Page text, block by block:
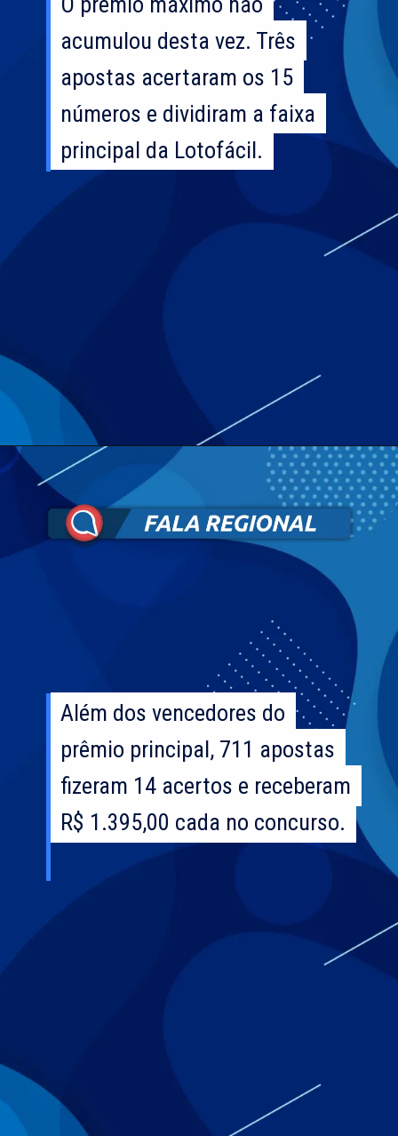
acumulou desta vez. Três
apostas acertaram os 15
números e dividiram a faixa
principal da Lotofácil.
acumulou desta vez. Três
apostas acertaram os 15
números e dividiram a faixa
principal da Lotofácil.
Além dos vencedores do
prêmio principal, 711 apostas
fizeram 14 acertos e receberam
R$ 1.395,00 cada no concurso.
Além dos vencedores do
prêmio principal, 711 apostas
fizeram 14 acertos e receberam
R$ 1.395,00 cada no concurso.